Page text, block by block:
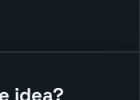
idea?